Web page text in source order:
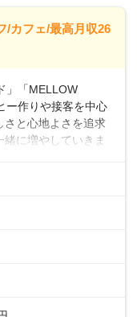
手当あり
26万7500円
：年収410万円／
/カフェ/最高月収26
」「MELLOW
ー作りや接客を中心
さと心地よさを追求
に増やしていきま
ニューの調理店内
ーまで、先輩スタ
群です。基本マニ
は初めて」という
てみませんか。売